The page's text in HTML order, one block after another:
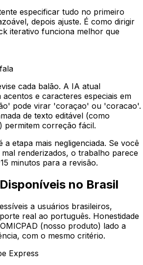
especificar tudo no primeiro
depois ajuste. É como dirigir
iterativo funciona melhor que
cada balão. A IA atual
e caracteres especiais em
pode virar 'coraçao' ou 'coracao'.
de texto editável (como
permitem correção fácil.
a etapa mais negligenciada. Se você
renderizados, o trabalho parece
minutos para a revisão.
no Brasil
a usuários brasileiros,
real ao português. Honestidade
(nosso produto) lado a
com o mesmo critério.
Express